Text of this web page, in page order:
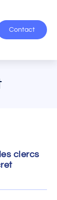
Contact
clercs